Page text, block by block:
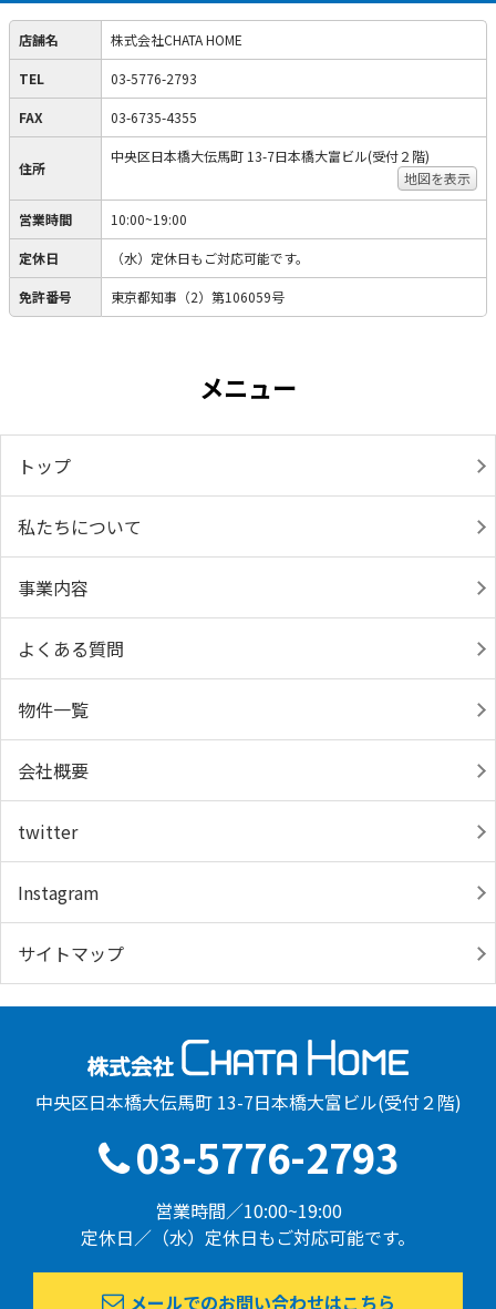
店舗名 株式会社CHATA HOME
TEL 03-5776-2793
FAX 03-6735-4355
住所
中央区日本橋大伝馬町 13-7日本橋大富ビル(受付２階)
地図を表示
営業時間 10:00~19:00
定休日 （水）定休日もご対応可能です。
免許番号 東京都知事（2）第106059号
メニュー
トップ
私たちについて
事業内容
よくある質問
物件一覧
会社概要
twitter
Instagram
サイトマップ
中央区日本橋大伝馬町 13-7日本橋大富ビル(受付２階)
03-5776-2793
営業時間／10:00~19:00
定休日／（水）定休日もご対応可能です。
メールでのお問い合わせはこちら